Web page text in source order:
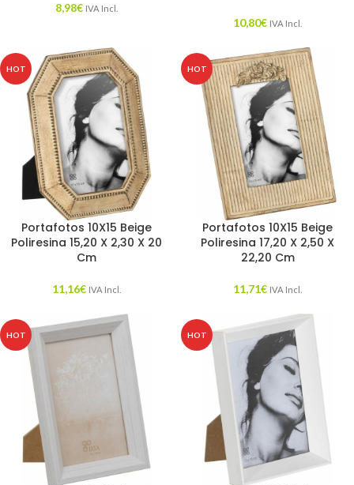
8,98€ IVA Incl.
10,80€ IVA Incl.
HOT
Portafotos 10X15 Beige
Poliresina 15,20 X 2,30 X 20
Cm
11,16€ IVA Incl.
HOT
Portafotos 10X15 Beige
Poliresina 17,20 X 2,50 X
22,20 Cm
11,71€ IVA Incl.
HOT HOT